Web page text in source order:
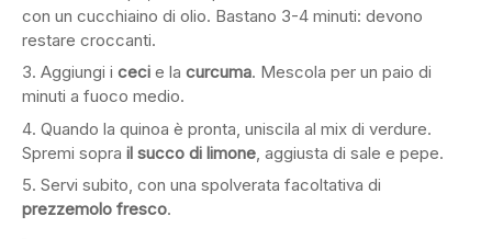
con un cucchiaino di olio. Bastano 3-4 minuti: devono
restare croccanti.
Aggiungi i ceci e la curcuma. Mescola per un paio di
minuti a fuoco medio.
Quando la quinoa è pronta, uniscila al mix di verdure.
Spremi sopra il succo di limone , aggiusta di sale e pepe.
Servi subito, con una spolverata facoltativa di
prezzemolo fresco.